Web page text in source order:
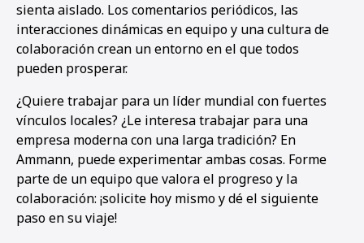
sienta aislado. Los comentarios periódicos, las
interacciones dinámicas en equipo y una cultura de
colaboración crean un entorno en el que todos
pueden prosperar.
¿Quiere trabajar para un líder mundial con fuertes
vínculos locales? ¿Le interesa trabajar para una
empresa moderna con una larga tradición? En
Ammann, puede experimentar ambas cosas. Forme
parte de un equipo que valora el progreso y la
colaboración: ¡solicite hoy mismo y dé el siguiente
paso en su viaje!